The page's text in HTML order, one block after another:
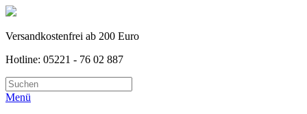
Versandkostenfrei ab 200 Euro
Hotline: 05221 - 76 02 887
Menü